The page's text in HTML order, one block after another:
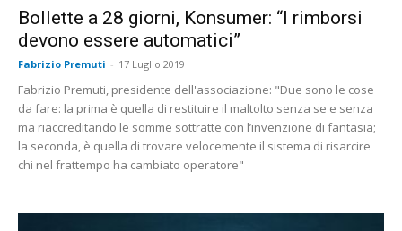
Bollette a 28 giorni, Konsumer: “I rimborsi
devono essere automatici”
Fabrizio Premuti - 17 Luglio 2019
Fabrizio Premuti, presidente dell'associazione: "Due sono le cose
da fare: la prima è quella di restituire il maltolto senza se e senza
ma riaccreditando le somme sottratte con l’invenzione di fantasia;
la seconda, è quella di trovare velocemente il sistema di risarcire
chi nel frattempo ha cambiato operatore"